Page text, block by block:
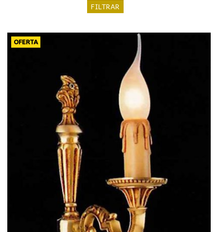
FILTRAR
OFERTA